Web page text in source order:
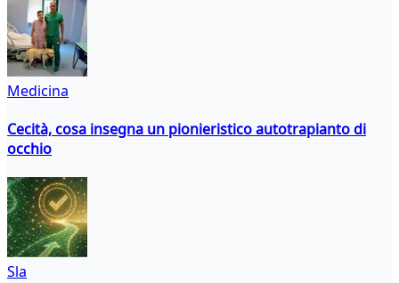
Medicina
Cecità, cosa insegna un pionieristico autotrapianto di
occhio
Sla